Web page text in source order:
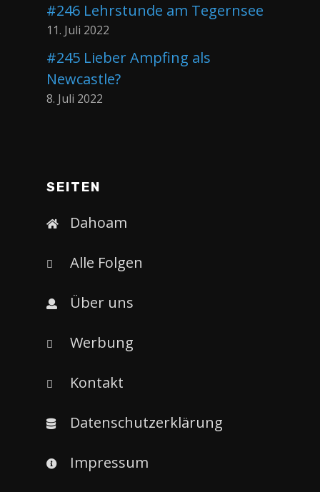
#246 Lehrstunde am Tegernsee
11. Juli 2022
#245 Lieber Ampfing als
Newcastle?
8. Juli 2022
SEITEN
Dahoam
Alle Folgen
Über uns
Werbung
Kontakt
Datenschutzerklärung
Impressum